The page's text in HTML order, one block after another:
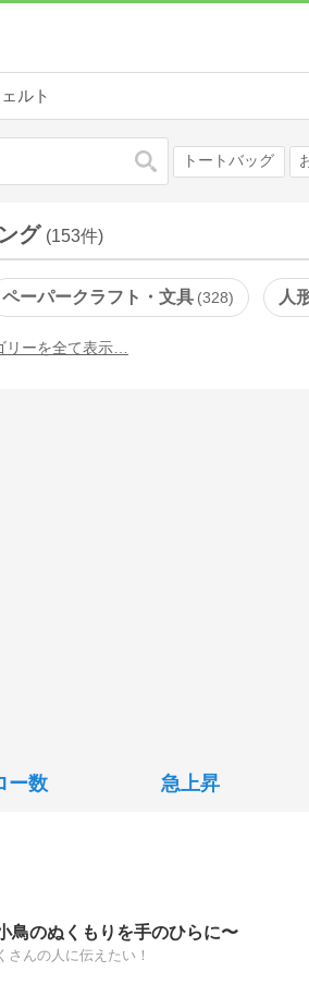
ルト
検索 トートバッグ
グ (153件)
ペーパークラフト・文具 328 人
リーを全て表示…
ー数 急上昇
鳥のぬくもりを手のひらに〜
んの人に伝えたい！